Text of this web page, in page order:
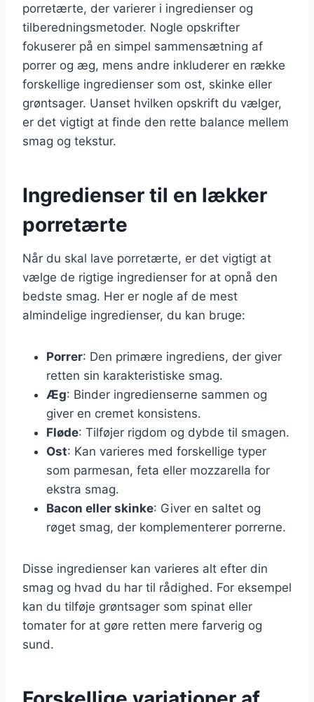
porretærte, der varierer i ingredienser og
tilberedningsmetoder. Nogle opskrifter
fokuserer på en simpel sammensætning af
porrer og æg, mens andre inkluderer en række
forskellige ingredienser som ost, skinke eller
grøntsager. Uanset hvilken opskrift du vælger,
er det vigtigt at finde den rette balance mellem
smag og tekstur.
Ingredienser til en lækker
porretærte
Når du skal lave porretærte, er det vigtigt at
vælge de rigtige ingredienser for at opnå den
bedste smag. Her er nogle af de mest
almindelige ingredienser, du kan bruge:
Porrer: Den primære ingrediens, der giver
retten sin karakteristiske smag.
Æg: Binder ingredienserne sammen og
giver en cremet konsistens.
Fløde: Tilføjer rigdom og dybde til smagen.
Ost: Kan varieres med forskellige typer
som parmesan, feta eller mozzarella for
ekstra smag.
Bacon eller skinke: Giver en saltet og
røget smag, der komplementerer porrerne.
Disse ingredienser kan varieres alt efter din
smag og hvad du har til rådighed. For eksempel
kan du tilføje grøntsager som spinat eller
tomater for at gøre retten mere farverig og
sund.